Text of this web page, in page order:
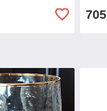
705